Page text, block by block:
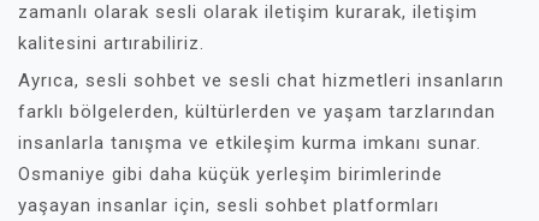
zamanlı olarak sesli olarak iletişim kurarak, iletişim
kalitesini artırabiliriz.
Ayrıca, sesli sohbet ve sesli chat hizmetleri insanların
farklı bölgelerden, kültürlerden ve yaşam tarzlarından
insanlarla tanışma ve etkileşim kurma imkanı sunar.
Osmaniye gibi daha küçük yerleşim birimlerinde
yaşayan insanlar için, sesli sohbet platformları